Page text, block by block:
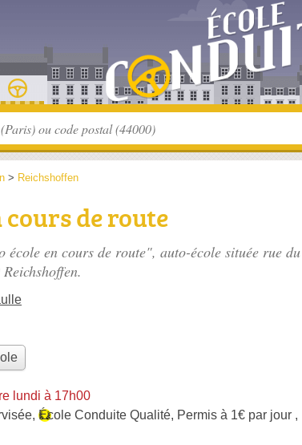
> Reichshoffen
cours de route
école en cours de route", auto-école située rue du
lundi à 17h00
, École Conduite Qualité, Permis à 1€ par jour ,